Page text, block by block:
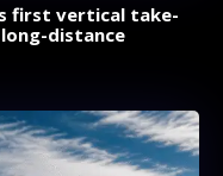
first vertical take-
distance